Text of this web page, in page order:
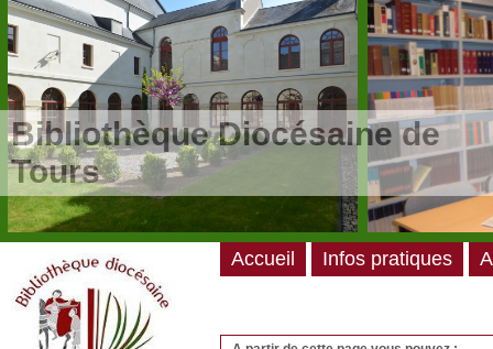
/**/
Bibliothèque Diocésaine de
Tours
Accueil Infos pratiques